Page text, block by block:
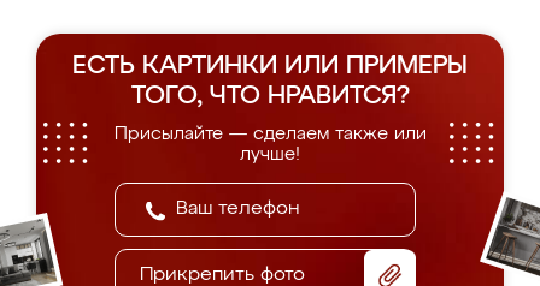
ЕСТЬ КАРТИНКИ ИЛИ ПРИМЕРЫ
ТОГО, ЧТО НРАВИТСЯ?
Присылайте — сделаем также или
лучше!
Прикрепить фото